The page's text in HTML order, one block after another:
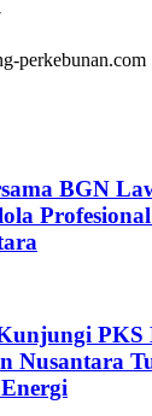
perkebunan.com
BGN
Nusantara